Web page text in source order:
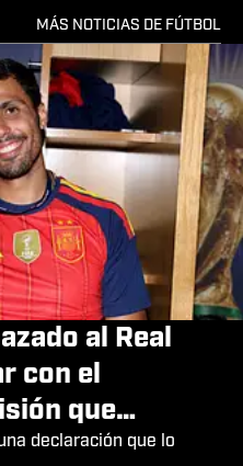
MÁS NOTICIAS DE FÚTBOL
al Real
con el
que
de verano
declaración que lo